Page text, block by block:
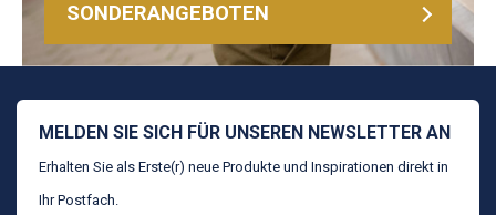
SONDERANGEBOTEN
MELDEN SIE SICH FÜR UNSEREN NEWSLETTER AN
Erhalten Sie als Erste(r) neue Produkte und Inspirationen direkt in
Ihr Postfach.